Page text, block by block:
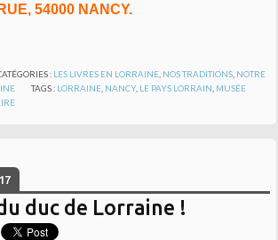
54000 NANCY.
: LES LIVRES EN LORRAINE, NOS TRADITIONS, NOTRE
TAGS : LORRAINE NANCY, LE PAYS LORRAIN MUSÉE
duc de Lorraine !